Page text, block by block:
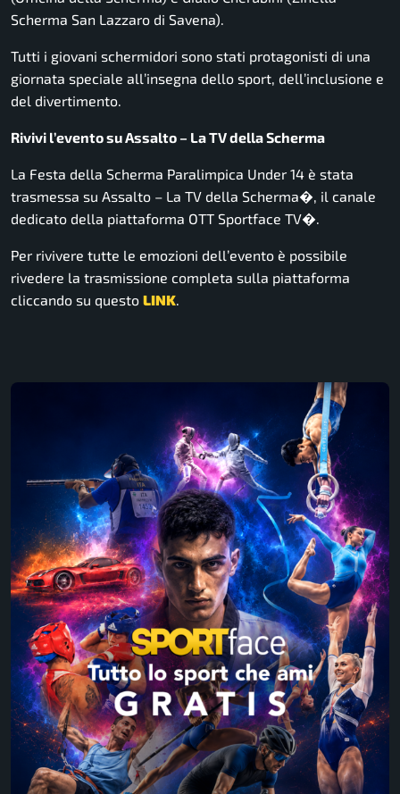
Scherma San Lazzaro di Savena).
Tutti i giovani schermidori sono stati protagonisti di una
giornata speciale all’insegna dello sport, dell’inclusione e
del divertimento.
Rivivi l’evento su Assalto – La TV della Scherma
La Festa della Scherma Paralimpica Under 14 è stata
trasmessa su Assalto – La TV della Scherma⁠�, il canale
dedicato della piattaforma OTT Sportface TV⁠�.
Per rivivere tutte le emozioni dell’evento è possibile
rivedere la trasmissione completa sulla piattaforma
cliccando su questo LINK.